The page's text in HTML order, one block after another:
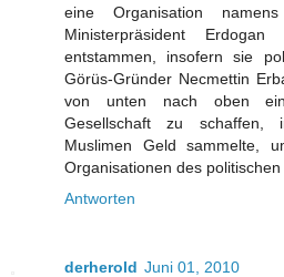
eine Organisation
Ministerpräsident
entstammen, insofern sie
Görüs-Gründer Necmettin
von unten nach oben
Gesellschaft zu schaffen,
Muslimen Geld sammelte,
Organisationen des politischen
Antworten
derherold Juni 01, 2010